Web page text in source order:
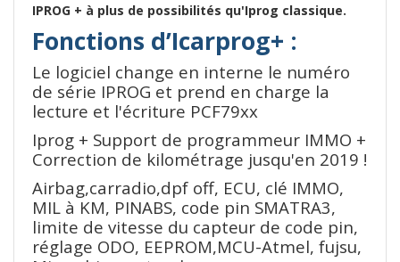
IPROG + à plus de possibilités qu'Iprog classique.
Fonctions d’Icarprog+ :
Le logiciel change en interne le numéro
de série IPROG et prend en charge la
lecture et l'écriture PCF79xx
Iprog + Support de programmeur IMMO +
Correction de kilométrage jusqu'en 2019 !
Airbag,carradio,dpf off, ECU, clé IMMO,
MIL à KM, PINABS, code pin SMATRA3,
limite de vitesse du capteur de code pin,
réglage ODO, EEPROM,MCU-Atmel, fujsu,